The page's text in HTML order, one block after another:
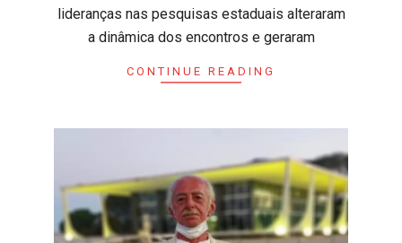
lideranças nas pesquisas estaduais alteraram
a dinâmica dos encontros e geraram
CONTINUE READING